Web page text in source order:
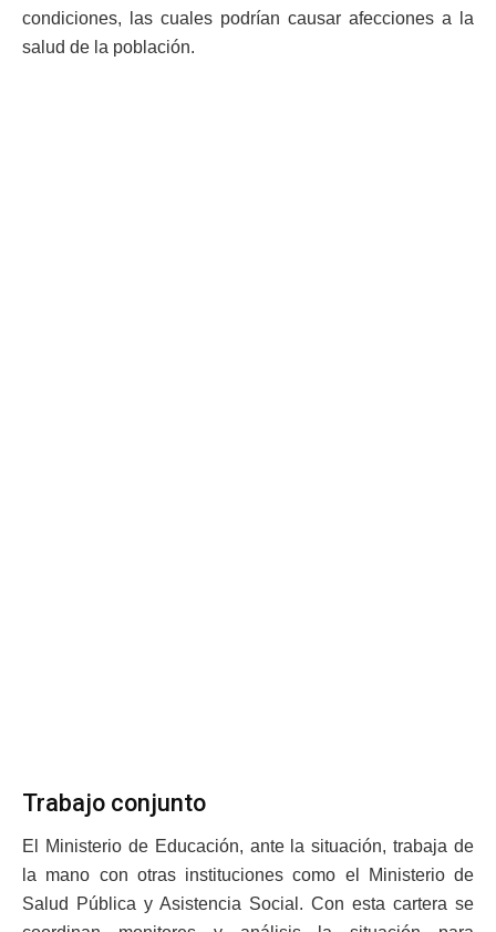
condiciones, las cuales podrían causar afecciones a la
salud de la población.
Trabajo conjunto
El Ministerio de Educación, ante la situación, trabaja de
la mano con otras instituciones como el Ministerio de
Salud Pública y Asistencia Social. Con esta cartera se